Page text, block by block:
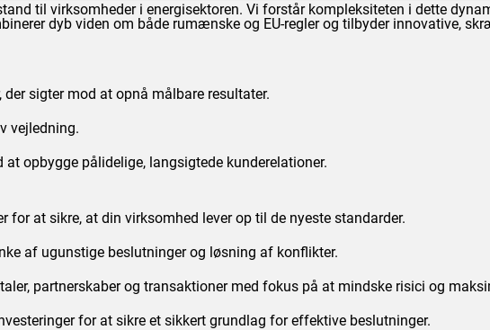
til virksomheder i energisektoren. Vi forstår kompleksiteten i dette
dyb viden om både rumænske og EU-regler og tilbyder innovative,
sigter mod at opnå målbare resultater.
vejledning.
opbygge pålidelige, langsigtede kunderelationer.
at sikre, at din virksomhed lever op til de nyeste standarder.
af ugunstige beslutninger og løsning af konflikter.
partnerskaber og transaktioner med fokus på at mindske risici og
for at sikre et sikkert grundlag for effektive beslutninger.